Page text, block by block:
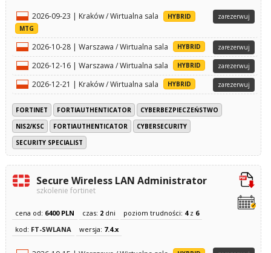
2026-09-23 | Kraków / Wirtualna sala
HYBRID
MTG
zarezerwuj
2026-10-28 | Warszawa / Wirtualna sala HYBRID zarezerwuj
2026-12-16 | Warszawa / Wirtualna sala HYBRID zarezerwuj
2026-12-21 | Kraków / Wirtualna sala HYBRID zarezerwuj
FORTINET FORTIAUTHENTICATOR
CYBERBEZPIECZEŃSTWO
NIS2/KSC
FORTIAUTHENTICATOR
CYBERSECURITY
SECURITY SPECIALIST
Secure Wireless LAN Administrator
szkolenie fortinet
cena od: 6400 PLN czas: 2dni poziom trudności: 4z 6
kod: FT-SWLANA wersja: 7.4.x